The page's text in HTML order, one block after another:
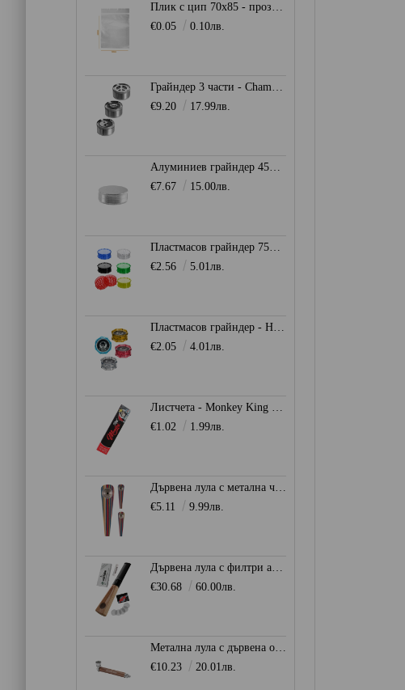
Плик с цип 70х85 - прозрачен
€0.05
0.10лв.
Грайндер 3 части - Champ High
€9.20
17.99лв.
Алуминиев грайндер 45мм. - Сив
€7.67
15.00лв.
Пластмасов грайндер 75мм. - Heisenberg
€2.56
5.01лв.
Пластмасов грайндер - Heisenberg
€2.05
4.01лв.
Листчета - Monkey King SLIM KS 32бр.
€1.02
1.99лв.
Дървена лула с метална чашка - Многоцветна
€5.11
9.99лв.
Дървена лула с филтри actiTube
€30.68
60.00лв.
Метална лула с дървена обвивка - CHAMP HIGH
€10.23
20.01лв.